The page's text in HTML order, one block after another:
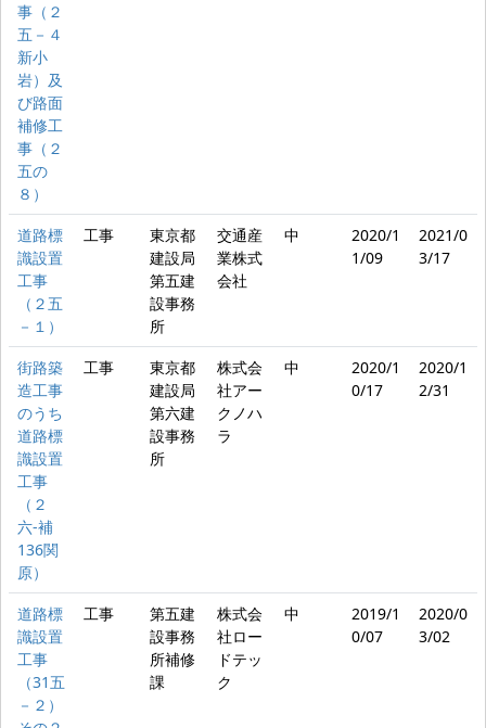
事（２
五－４
新小
岩）及
び路面
補修工
事（２
五の
８）
道路標
識設置
工事
（２五
－１）
工事
東京都
建設局
第五建
設事務
所
交通産
業株式
会社
中
2020/1
1/09
2021/0
3/17
街路築
造工事
のうち
道路標
識設置
工事
（２
六‐補
136関
原）
工事
東京都
建設局
第六建
設事務
所
株式会
社アー
クノハ
ラ
中
2020/1
0/17
2020/1
2/31
道路標
識設置
工事
（31五
－２）
工事
第五建
設事務
所補修
課
株式会
社ロー
ドテッ
ク
中
2019/1
0/07
2020/0
3/02